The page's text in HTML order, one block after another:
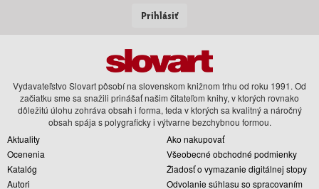
Prihlásiť
Vydavateľstvo Slovart pôsobí na slovenskom knižnom trhu od roku 1991. Od
začiatku sme sa snažili prinášať našim čitateľom knihy, v ktorých rovnako
dôležitú úlohu zohráva obsah i forma, teda v ktorých sa kvalitný a náročný
obsah spája s polygraficky i výtvarne bezchybnou formou.
Aktuality
Ocenenia
Katalóg
Autori
Ako nakupovať
Všeobecné obchodné podmienky
Žiadosť o vymazanie digitálnej stopy
Odvolanie súhlasu so spracovaním